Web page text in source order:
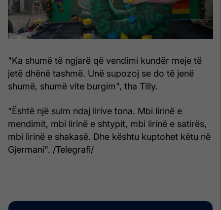
"Ka shumë të ngjarë që vendimi kundër meje të
jetë dhënë tashmë. Unë supozoj se do të jenë
shumë, shumë vite burgim", tha Tilly.
"Është një sulm ndaj lirive tona. Mbi lirinë e
mendimit, mbi lirinë e shtypit, mbi lirinë e satirës,
mbi lirinë e shakasë. Dhe kështu kuptohet këtu në
Gjermani". /Telegrafi/